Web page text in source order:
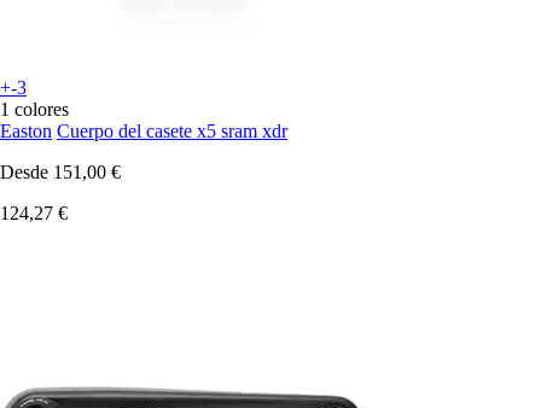
+-3
1 colores
Easton Cuerpo del casete x5 sram xdr
Desde 151,00 €
124,27 €